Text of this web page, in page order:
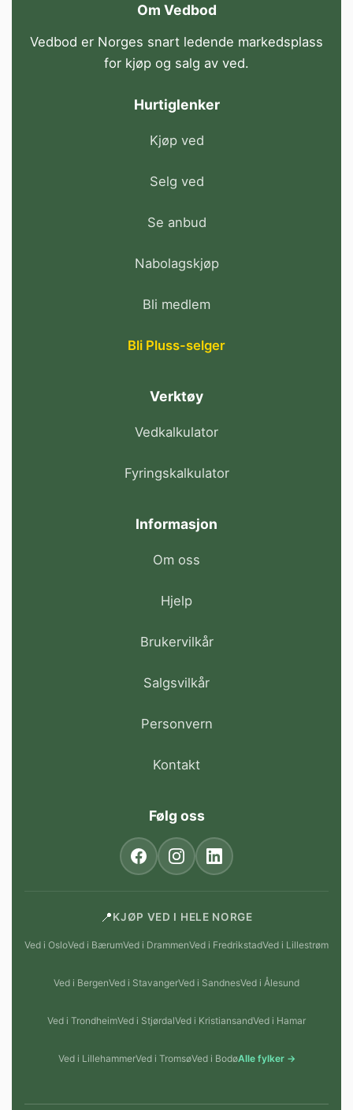
Om Vedbod
Vedbod er Norges snart ledende markedsplass
for kjøp og salg av ved.
Hurtiglenker
Kjøp ved
Selg ved
Se anbud
Nabolagskjøp
Bli medlem
Bli Pluss-selger
Verktøy
Vedkalkulator
Fyringskalkulator
Informasjon
Om oss
Hjelp
Brukervilkår
Salgsvilkår
Personvern
Kontakt
Følg oss
📍KJØP VED I HELE NORGE
Ved i OsloVed i BærumVed i DrammenVed i FredrikstadVed i Lillestrøm
Ved i BergenVed i StavangerVed i SandnesVed i Ålesund
Ved i TrondheimVed i StjørdalVed i KristiansandVed i Hamar
Ved i LillehammerVed i TromsøVed i BodøAlle fylker →